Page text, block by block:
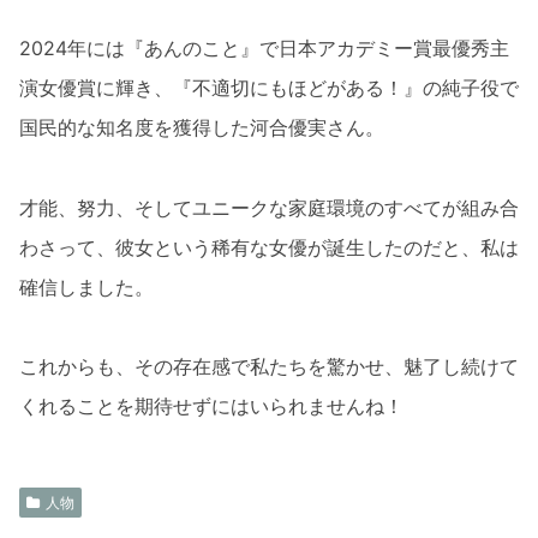
2024年には『あんのこと』で日本アカデミー賞最優秀主
演女優賞に輝き、『不適切にもほどがある！』の純子役で
国民的な知名度を獲得した河合優実さん。
才能、努力、そしてユニークな家庭環境のすべてが組み合
わさって、彼女という稀有な女優が誕生したのだと、私は
確信しました。
これからも、その存在感で私たちを驚かせ、魅了し続けて
くれることを期待せずにはいられませんね！
人物